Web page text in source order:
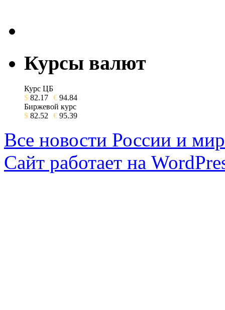
Курсы валют
Курс ЦБ
$ 82.17 € 94.84
Биржевой курс
$ 82.52 € 95.39
Все новости России и
Сайт работает на